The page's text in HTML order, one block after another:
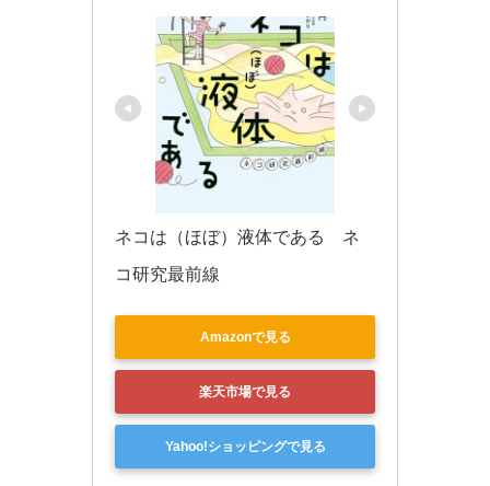
ネコは（ほぼ）液体である　ネ
コ研究最前線
Amazonで見る
楽天市場で見る
Yahoo!ショッピングで見る